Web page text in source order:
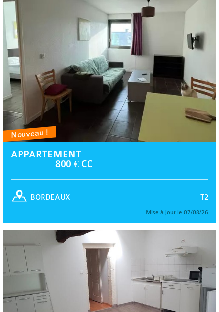
Nouveau !
APPARTEMENT
800 € CC
T2
BORDEAUX
Mise à jour le 07/08/26